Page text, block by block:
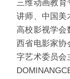
三维动画教育
讲师、中国美
高校影视学会
西省电影家协
字艺术委员会